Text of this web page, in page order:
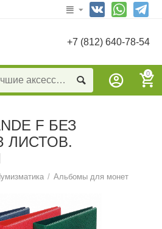
+7 (812) 640-78-54
0
F БЕЗ
ЛИСТОВ.
/ Альбомы для монет